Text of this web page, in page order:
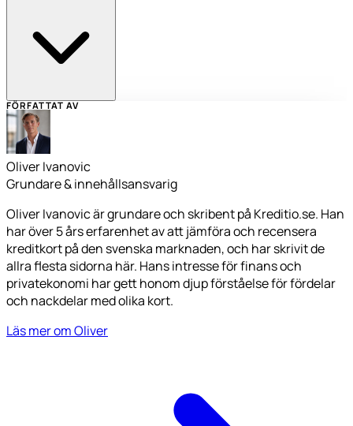
FÖRFATTAT AV
Oliver Ivanovic
Grundare & innehållsansvarig
Oliver Ivanovic är grundare och skribent på Kreditio.se. Han
har över 5 års erfarenhet av att jämföra och recensera
kreditkort på den svenska marknaden, och har skrivit de
allra flesta sidorna här. Hans intresse för finans och
privatekonomi har gett honom djup förståelse för fördelar
och nackdelar med olika kort.
Läs mer om Oliver